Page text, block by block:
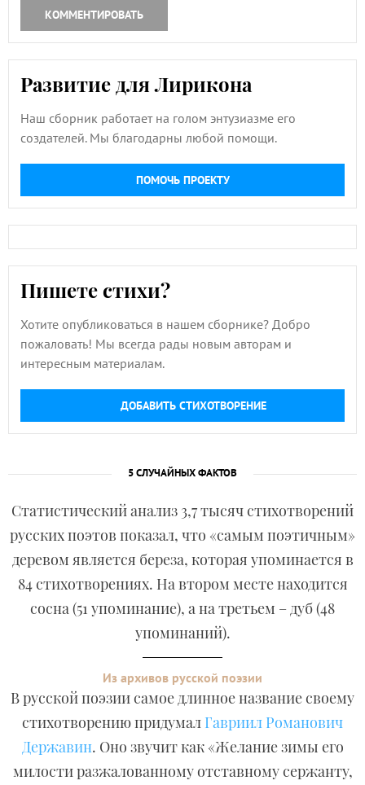
КОММЕНТИРОВАТЬ
Развитие для Лирикона
Наш сборник работает на голом энтузиазме его
создателей. Мы благодарны любой помощи.
ПОМОЧЬ ПРОЕКТУ
Пишете стихи?
Хотите опубликоваться в нашем сборнике? Добро
пожаловать! Мы всегда рады новым авторам и
интересным материалам.
ДОБАВИТЬ СТИХОТВОРЕНИЕ
5 СЛУЧАЙНЫХ ФАКТОВ
Статистический анализ 3,7 тысяч стихотворений
русских поэтов показал, что «самым поэтичным»
деревом является береза, которая упоминается в
84 стихотворениях. На втором месте находится
сосна (51 упоминание), а на третьем – дуб (48
упоминаний).
Из архивов русской поэзии
В русской поэзии самое длинное название своему
стихотворению придумал Гавриил Романович
Державин. Оно звучит как «Желание зимы его
милости разжалованному отставному сержанту,